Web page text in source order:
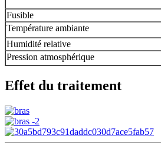
Fusible
Température ambiante
Humidité relative
Pression atmosphérique
Effet du traitement